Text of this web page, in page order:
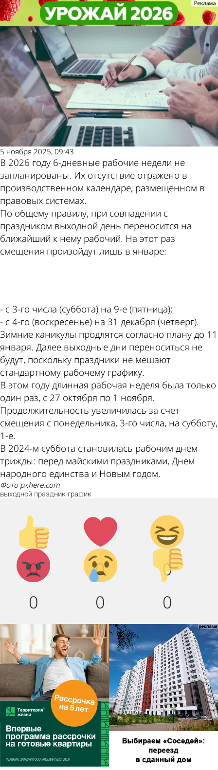
В 2026 году не будет 6-дневных
рабочих недель
Общество
5 ноября 2025, 09:43
В 2026 году 6-дневные рабочие недели не
запланированы. Их отсутствие отражено в
производственном календаре, размещенном в
правовых системах.
По общему правилу, при совпадении с
праздником выходной день переносится на
ближайший к нему рабочий. На этот раз
смещения произойдут лишь в январе:
- с 3-го числа (суббота) на 9-е (пятница);
- с 4-го (воскресенье) на 31 декабря (четверг).
Зимние каникулы продлятся согласно плану до 11
января. Далее выходные дни переноситься не
будут, поскольку праздники не мешают
стандартному рабочему графику.
В этом году длинная рабочая неделя была только
один раз, с 27 октября по 1 ноября.
Продолжительность увеличилась за счет
смещения с понедельника, 3-го числа, на субботу,
1-е.
В 2024-м суббота становилась рабочим днем
трижды: перед майскими праздниками, Днем
народного единства и Новым годом.
фото pxhere.com
выходной праздник график
Палец
вверх!
0
Лайк!
0
Дикий
смех!
0
Агрессия!
0
Грусть :
(
0
Палец
вниз!
0
В 2026 году не будет 6-дневных
рабочих недель
Общество
Другие новости по
теме
Погода и курсы
валют в Пензе